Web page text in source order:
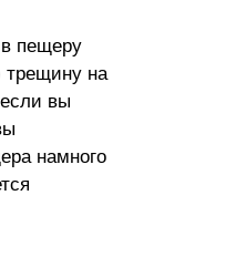
пещеру
трещину на
вы
намного